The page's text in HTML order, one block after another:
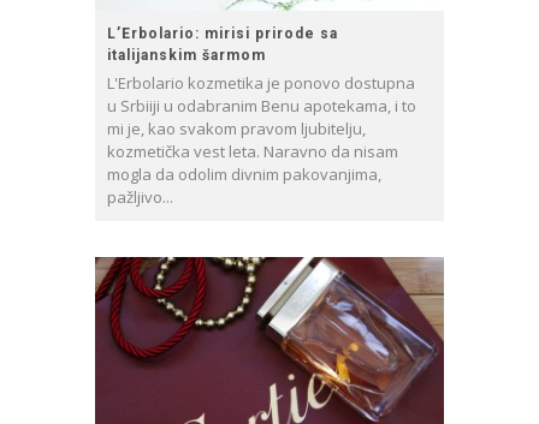
L’Erbolario: mirisi prirode sa
italijanskim šarmom
L'Erbolario kozmetika je ponovo dostupna
u Srbiiji u odabranim Benu apotekama, i to
mi je, kao svakom pravom ljubitelju,
kozmetička vest leta. Naravno da nisam
mogla da odolim divnim pakovanjima,
pažljivo...